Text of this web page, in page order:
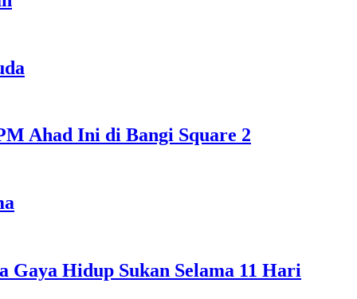
Ahad Ini di Bangi Square 2
Gaya Hidup Sukan Selama 11 Hari